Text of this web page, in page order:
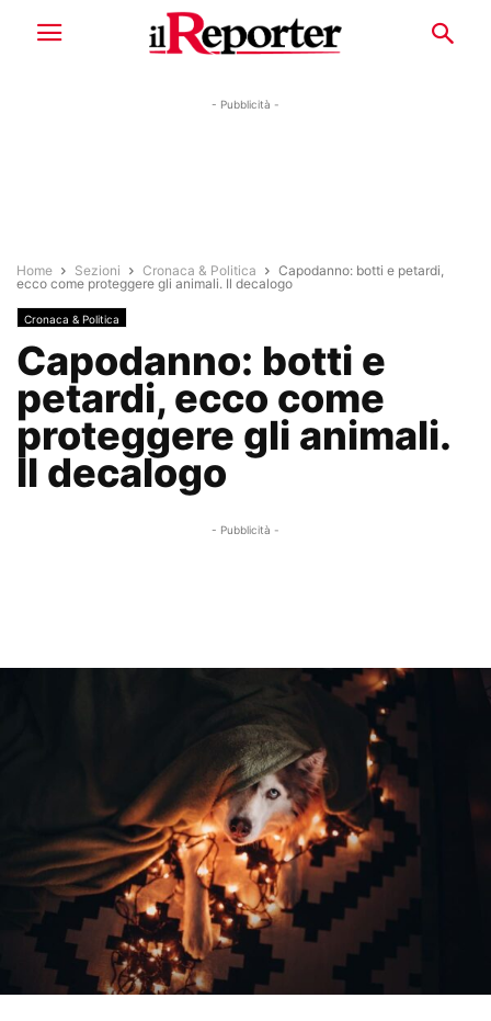
- Pubblicità -
Home Sezioni Cronaca & Politica
Capodanno: botti e petardi,
ecco come proteggere gli animali. Il decalogo
Cronaca & Politica
Capodanno: botti e
petardi, ecco come
proteggere gli animali.
Il decalogo
- Pubblicità -